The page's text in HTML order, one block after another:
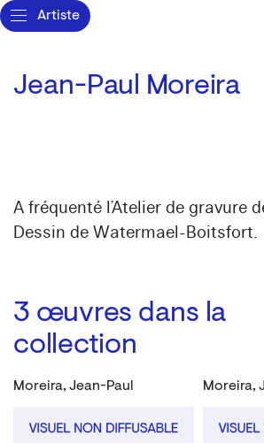
Artiste
Jean-Paul Moreira
A fréquenté l’Atelier de gravure
Dessin de Watermael-Boitsfort.
3 œuvres dans la
collection
Moreira, Jean-Paul Moreira,